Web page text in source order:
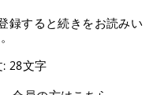
録すると続きをお読みい
28文字